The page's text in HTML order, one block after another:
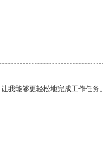
我能够更轻松地完成工作任务。